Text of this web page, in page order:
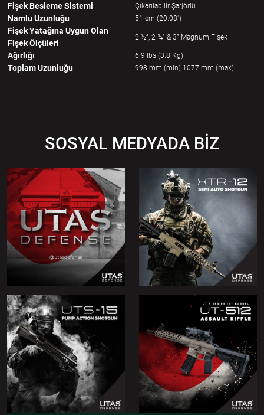
Fişek Besleme Sistemi Çıkarılabilir Şarjörlü
Namlu Uzunluğu 51 cm (20.08")
Fişek Yatağına Uygun Olan
Fişek Ölçüleri
2 ½”, 2 ¾” & 3” Magnum Fişek
Ağırlığı 6.9 lbs (3.8 Kg)
Toplam Uzunluğu 998 mm (min) 1077 mm (max)
SOSYAL MEDYADA BİZ